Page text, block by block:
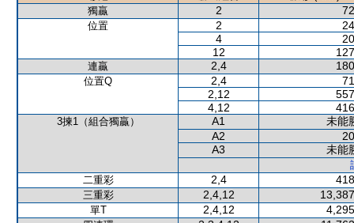
獨贏
2
位置 2
4
12
連贏 2,4
位置Q 2,4
2,12
4,12
3揀1（組合獨贏） A1
未能
A2
A3
未能
二重彩
2,4
三重彩 2,4,12
單T 2,4,12